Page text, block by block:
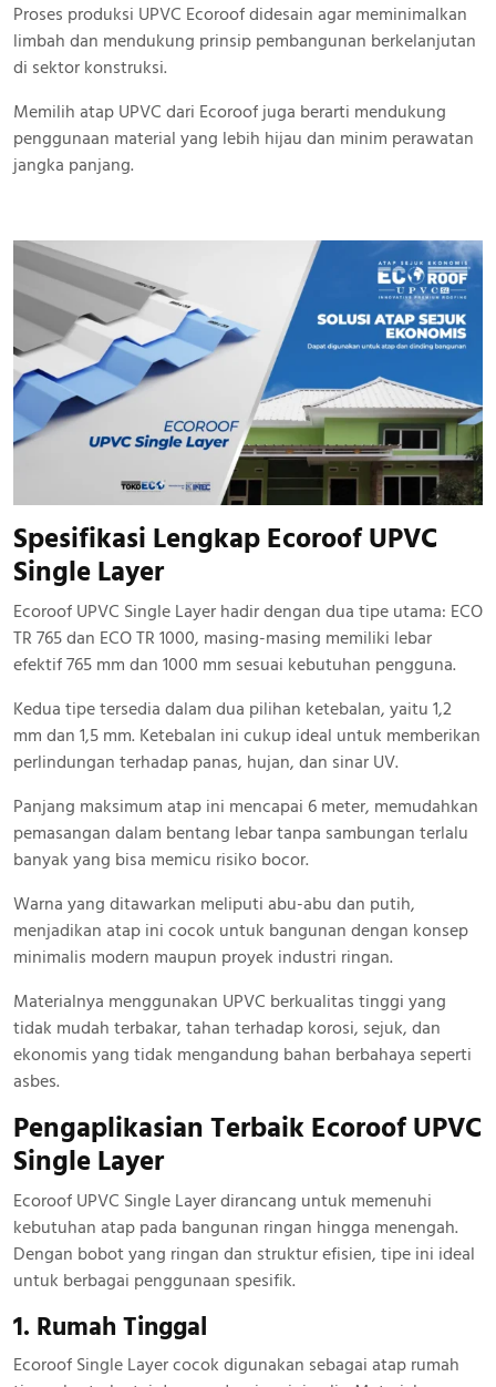
Proses produksi UPVC Ecoroof didesain agar meminimalkan
limbah dan mendukung prinsip pembangunan berkelanjutan
di sektor konstruksi.
Memilih atap UPVC dari Ecoroof juga berarti mendukung
penggunaan material yang lebih hijau dan minim perawatan
jangka panjang.
Spesifikasi Lengkap Ecoroof UPVC
Single Layer
Ecoroof UPVC Single Layer hadir dengan dua tipe utama: ECO
TR 765 dan ECO TR 1000, masing-masing memiliki lebar
efektif 765 mm dan 1000 mm sesuai kebutuhan pengguna.
Kedua tipe tersedia dalam dua pilihan ketebalan, yaitu 1,2
mm dan 1,5 mm. Ketebalan ini cukup ideal untuk memberikan
perlindungan terhadap panas, hujan, dan sinar UV.
Panjang maksimum atap ini mencapai 6 meter, memudahkan
pemasangan dalam bentang lebar tanpa sambungan terlalu
banyak yang bisa memicu risiko bocor.
Warna yang ditawarkan meliputi abu-abu dan putih,
menjadikan atap ini cocok untuk bangunan dengan konsep
minimalis modern maupun proyek industri ringan.
Materialnya menggunakan UPVC berkualitas tinggi yang
tidak mudah terbakar, tahan terhadap korosi, sejuk, dan
ekonomis yang tidak mengandung bahan berbahaya seperti
asbes.
Pengaplikasian Terbaik Ecoroof UPVC
Single Layer
Ecoroof UPVC Single Layer dirancang untuk memenuhi
kebutuhan atap pada bangunan ringan hingga menengah.
Dengan bobot yang ringan dan struktur efisien, tipe ini ideal
untuk berbagai penggunaan spesifik.
1. Rumah Tinggal
Ecoroof Single Layer cocok digunakan sebagai atap rumah